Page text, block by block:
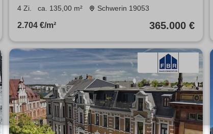
135 m²
4 Zi. ca. 135,00 m² Schwerin 19053
2.704 €/m² 365.000 €